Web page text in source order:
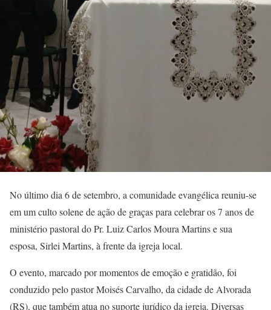
No último dia 6 de setembro, a comunidade evangélica reuniu-se
em um culto solene de ação de graças para celebrar os 7 anos de
ministério pastoral do Pr. Luiz Carlos Moura Martins e sua
esposa, Sirlei Martins, à frente da igreja local.
O evento, marcado por momentos de emoção e gratidão, foi
conduzido pelo pastor Moisés Carvalho, da cidade de Alvorada
(RS), que também atua no suporte jurídico da igreja. Diversas